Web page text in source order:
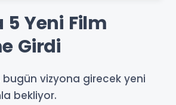
Yeni Film
Girdi
bugün vizyona girecek yeni
bekliyor.